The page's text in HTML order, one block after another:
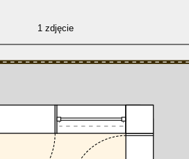
1 zdjęcie